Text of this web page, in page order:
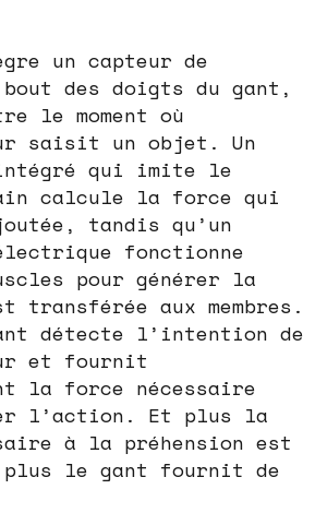
un capteur de
des doigts du gant,
le moment où
saisit un objet. Un
qui imite le
calcule la force qui
tandis qu’un
fonctionne
pour générer la
transférée aux membres.
détecte l’intention de
et fournit
la force nécessaire
l’action. Et plus la
à la préhension est
plus le gant fournit de